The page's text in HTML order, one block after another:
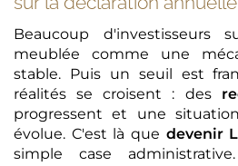
Beaucoup d'investisseurs
meublée comme une
stable. Puis un seuil est
réalités se croisent : des
progressent et une
évolue. C'est là que devenir
simple case